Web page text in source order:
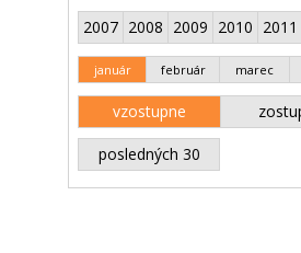
2007 2008 2009 2010 2011
január február marec
vzostupne
posledných 30